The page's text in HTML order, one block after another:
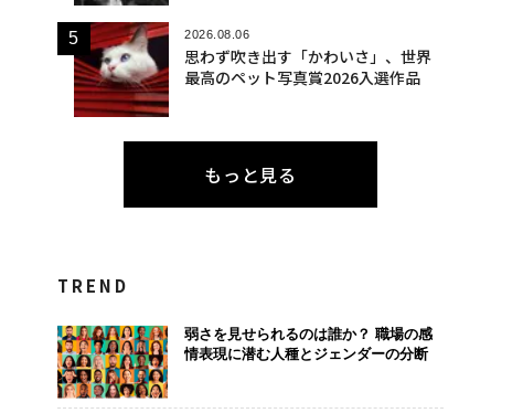
2026.08.06
思わず吹き出す「かわいさ」、世界
最高のペット写真賞2026入選作品
もっと見る
TREND
弱さを見せられるのは誰か？ 職場の感
情表現に潜む人種とジェンダーの分断